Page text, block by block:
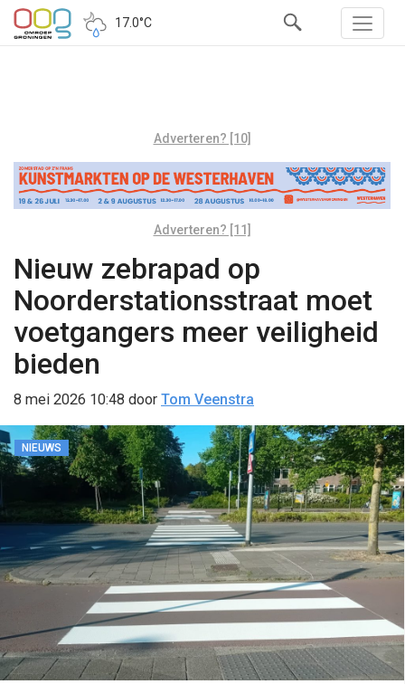
17.0°C
Adverteren? [10]
Adverteren? [11]
Nieuw zebrapad op
Noorderstationsstraat moet
voetgangers meer veiligheid
bieden
8 mei 2026 10:48 door Tom Veenstra
NIEUWS